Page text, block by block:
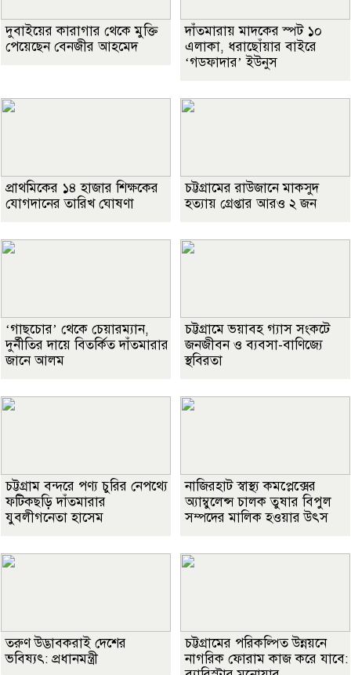
দুবাইয়ের কারাগার থেকে মুক্তি
পেয়েছেন বেনজীর আহমেদ
দাঁতমারায় মাদকের স্পট ১০
এলাকা, ধরাছোঁয়ার বাইরে
‘গডফাদার’ ইউনুস
প্রাথমিকের ১৪ হাজার শিক্ষকের
যোগদানের তারিখ ঘোষণা
চট্টগ্রামের রাউজানে মাকসুদ
হত্যায় গ্রেপ্তার আরও ২ জন
‘গাছচোর’ থেকে চেয়ারম্যান,
দুর্নীতির দায়ে বিতর্কিত দাঁতমারার
জানে আলম
চট্টগ্রামে ভয়াবহ গ্যাস সংকটে
জনজীবন ও ব্যবসা-বাণিজ্যে
স্থবিরতা
চট্টগ্রাম বন্দরে পণ্য চুরির নেপথ্যে
ফটিকছড়ি দাঁতমারার
যুবলীগনেতা হাসেম
নাজিরহাট স্বাস্থ্য কমপ্লেক্সের
অ্যাম্বুলেন্স চালক তুষার বিপুল
সম্পদের মালিক হওয়ার উৎস
তরুণ উদ্ভাবকরাই দেশের
ভবিষ্যৎ: প্রধানমন্ত্রী
চট্টগ্রামের পরিকল্পিত উন্নয়নে
নাগরিক ফোরাম কাজ করে যাবে: